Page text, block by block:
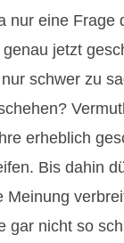
nur eine Frage
jetzt
schwer zu
erheblich
Bis dahin
Meinung
gar nicht so